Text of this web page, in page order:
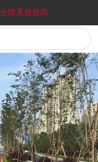
體系服務商